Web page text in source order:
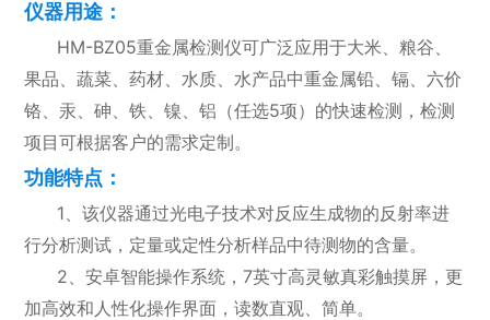
仪器用途：
HM-BZ05重金属检测仪可广泛应用于大米、粮谷、
果品、蔬菜、药材、水质、水产品中重金属铅、镉、六价
铬、汞、砷、铁、镍、铝（任选5项）的快速检测，检测
项目可根据客户的需求定制。
功能特点：
1、该仪器通过光电子技术对反应生成物的反射率进
行分析测试，定量或定性分析样品中待测物的含量。
2、安卓智能操作系统，7英寸高灵敏真彩触摸屏，更
加高效和人性化操作界面，读数直观、简单。